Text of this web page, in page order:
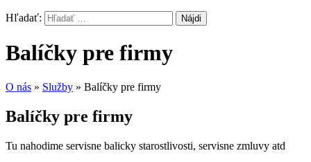
Hľadať:
Balíčky pre firmy
O nás » Služby » Balíčky pre firmy
Balíčky pre firmy
Tu nahodime servisne balicky starostlivosti, servisne zmluvy atd